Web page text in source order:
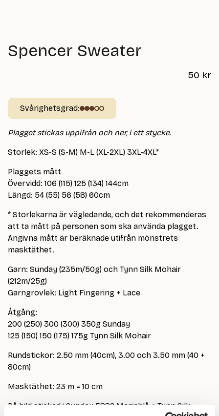
Spencer Sweater
50 kr
Svårighetsgrad:
Plagget stickas uppifrån och ner, i ett stycke.
Storlek: XS-S (S-M) M-L (XL-2XL) 3XL-4XL*
Plaggets mått
Övervidd: 106 (115) 125 (134) 144cm
Längd: 54 (55) 56 (58) 60cm
* Storlekarna är vägledande, och det rekommenderas
att ta mått på personen som ska använda plagget.
Angivna mått är beräknade utifrån mönstrets
masktäthet.
Garn: Sunday (235m/50g) och Tynn Silk Mohair
(212m/25g)
Garngrovlek: Light Fingering + Lace
Åtgång:
200 (250) 300 (300) 350g Sunday
125 (150) 150 (175) 175g Tynn Silk Mohair
Rundstickor: 2.50 mm (40cm), 3.00 och 3.50 mm (40 +
80cm)
Masktäthet: 23 m = 10 cm
På bild stickad i Sunday 5882 Marinblå + Tynn Silk